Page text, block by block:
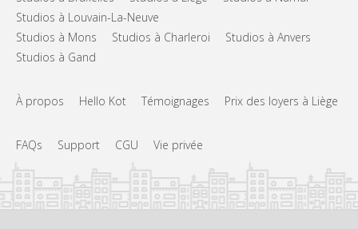
Studios à Louvain-La-Neuve
Studios à Mons
Studios à Charleroi
Studios à Anvers
Studios à Gand
À propos Hello Kot Témoignages Prix des loyers à Liège
FAQs Support CGU Vie privée